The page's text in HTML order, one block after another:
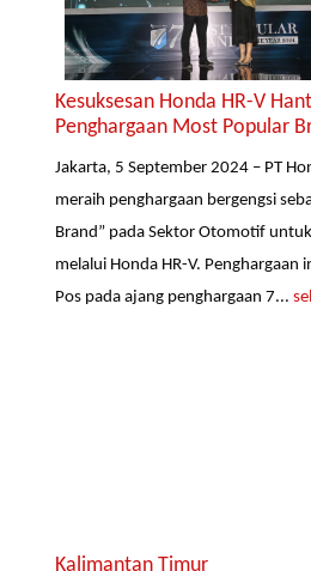
Kesuksesan Honda HR-V
Penghargaan Most Popular
Jakarta, 5 September 2024 – PT
meraih penghargaan bergengsi
Brand” pada Sektor Otomotif
melalui Honda HR-V. Penghargaan
Pos pada ajang penghargaan 7...
Kalimantan Timur